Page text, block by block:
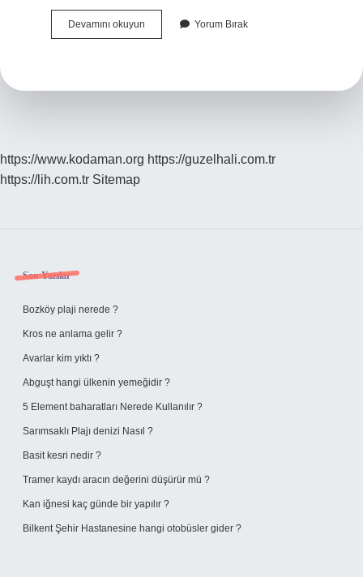
Devamını okuyun
Binicilik
Yorum Bırak
https://www.kodaman.org https://guzelhali.com.tr
https://lih.com.tr Sitemap
Sidebar
Son Yazılar
Bozköy plaji nerede ?
Kros ne anlama gelir ?
Avarlar kim yıktı ?
Abguşt hangi ülkenin yemeğidir ?
5 Element baharatları Nerede Kullanılır ?
Sarımsaklı Plajı denizi Nasıl ?
Basit kesri nedir ?
Tramer kaydı aracın değerini düşürür mü ?
Kan iğnesi kaç günde bir yapılır ?
Bilkent Şehir Hastanesine hangi otobüsler gider ?